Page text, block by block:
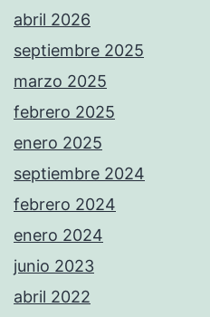
abril 2026
septiembre 2025
marzo 2025
febrero 2025
enero 2025
septiembre 2024
febrero 2024
enero 2024
junio 2023
abril 2022